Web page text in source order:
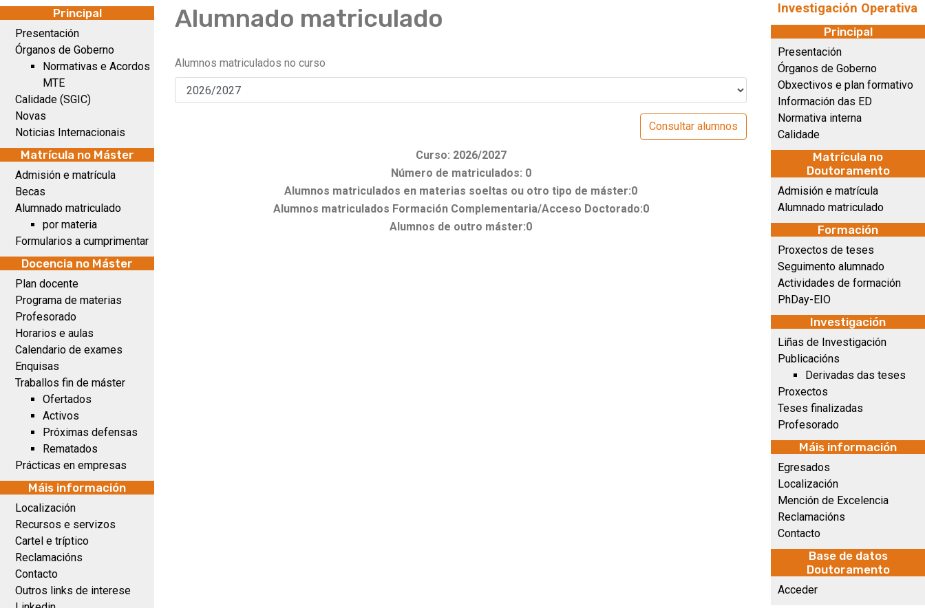
Principal
Presentación
Órganos de Goberno
Normativas e Acordos
MTE
Calidade (SGIC)
Novas
Noticias Internacionais
Matrícula no Máster
Admisión e matrícula
Becas
Alumnado matriculado
por materia
Formularios a cumprimentar
Docencia no Máster
Plan docente
Programa de materias
Profesorado
Horarios e aulas
Calendario de exames
Enquisas
Traballos fin de máster
Ofertados
Activos
Próximas defensas
Rematados
Prácticas en empresas
Máis información
Localización
Recursos e servizos
Cartel e tríptico
Reclamacións
Contacto
Outros links de interese
Alumnado matriculado
Alumnos matriculados no curso
Curso: 2026/2027
Número de matriculados: 0
Alumnos matriculados en materias soeltas ou otro tipo de máster:0
Alumnos matriculados Formación Complementaria/Acceso Doctorado:0
Alumnos de outro máster:0
Investigación Operativa
Principal
Presentación
Órganos de Goberno
Obxectivos e plan formativo
Información das ED
Normativa interna
Calidade
Matrícula no
Doutoramento
Admisión e matrícula
Alumnado matriculado
Formación
Proxectos de teses
Seguimento alumnado
Actividades de formación
PhDay-EIO
Investigación
Liñas de Investigación
Publicacións
Derivadas das teses
Proxectos
Teses finalizadas
Profesorado
Máis información
Egresados
Localización
Mención de Excelencia
Reclamacións
Contacto
Base de datos
Doutoramento
Acceder